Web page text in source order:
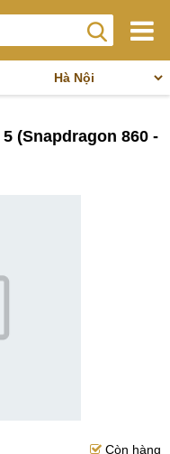
(Snapdragon 860 -
Còn hàng